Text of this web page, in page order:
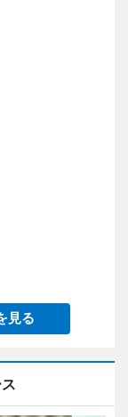
見る